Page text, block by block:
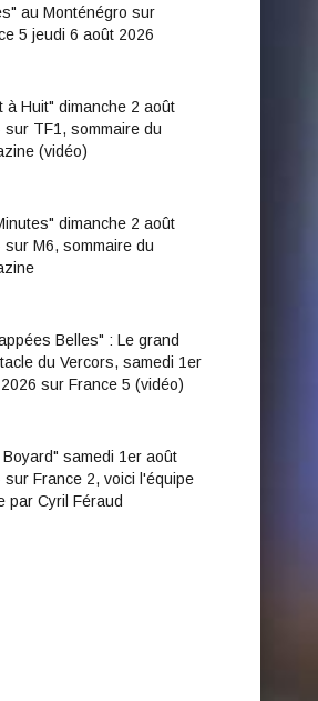
au Monténégro sur
5 jeudi 6 août 2026
à Huit" dimanche 2 août
sur TF1, sommaire du
(vidéo)
dimanche 2 août
sur M6, sommaire du
Belles" : Le grand
du Vercors, samedi 1er
sur France 5 (vidéo)
Boyard" samedi 1er août
sur France 2, voici l'équipe
par Cyril Féraud